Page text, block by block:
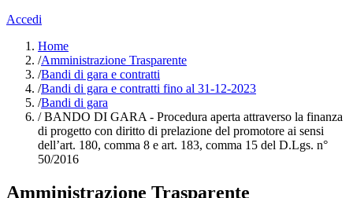
Accedi
Home
/Amministrazione Trasparente
/Bandi di gara e contratti
/Bandi di gara e contratti fino al 31-12-2023
/Bandi di gara
/BANDO DI GARA - Procedura aperta attraverso la finanza
di progetto con diritto di prelazione del promotore ai sensi
dell’art. 180, comma 8 e art. 183, comma 15 del D.Lgs. n°
50/2016
Amministrazione Trasparente